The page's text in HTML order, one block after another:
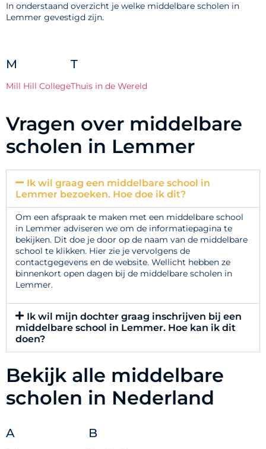
In onderstaand overzicht je welke middelbare scholen in
Lemmer gevestigd zijn.
M
Mill Hill College
T
Thuis in de Wereld
Vragen over middelbare
scholen in Lemmer
Ik wil graag een middelbare school in
Lemmer bezoeken. Hoe doe ik dit?
Om een afspraak te maken met een middelbare school
in Lemmer adviseren we om de informatiepagina te
bekijken. Dit doe je door op de naam van de middelbare
school te klikken. Hier zie je vervolgens de
contactgegevens en de website. Wellicht hebben ze
binnenkort open dagen bij de middelbare scholen in
Lemmer.
Ik wil mijn dochter graag inschrijven bij een
middelbare school in Lemmer. Hoe kan ik dit
doen?
Bekijk alle middelbare
scholen in Nederland
A B